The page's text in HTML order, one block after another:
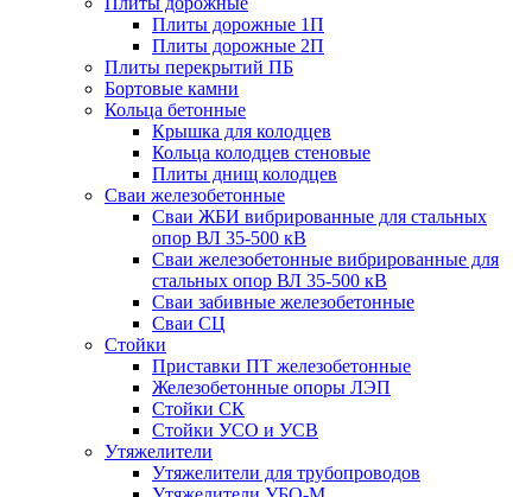
Плиты дорожные 1П
Плиты дорожные 2П
Плиты перекрытий ПБ
Бортовые камни
Кольца бетонные
Крышка для колодцев
Кольца колодцев стеновые
Плиты днищ колодцев
Сваи железобетонные
Сваи ЖБИ вибрированные для стальных
опор ВЛ 35-500 кВ
Сваи железобетонные вибрированные для
стальных опор ВЛ 35-500 кВ
Сваи забивные железобетонные
Сваи СЦ
Стойки
Приставки ПТ железобетонные
Железобетонные опоры ЛЭП
Стойки СК
Стойки УСО и УСВ
Утяжелители
Утяжелители для трубопроводов